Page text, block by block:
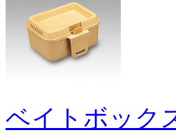
ベイトボック